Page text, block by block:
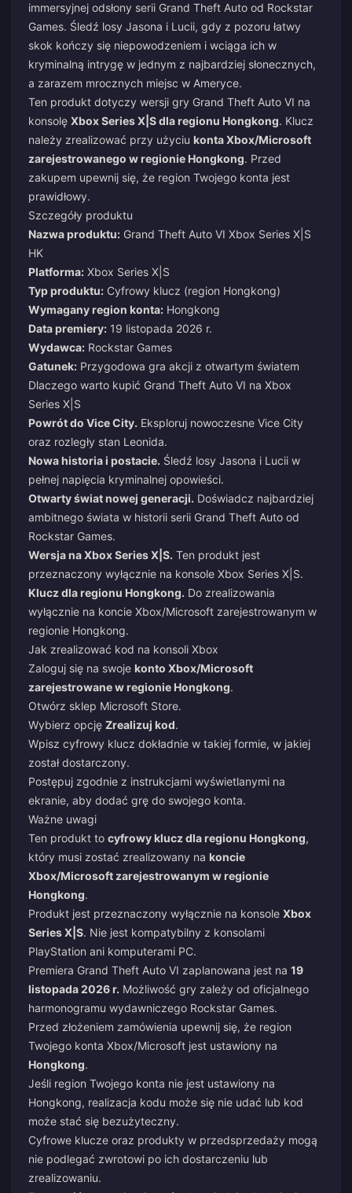
immersyjnej odsłony serii Grand Theft Auto od Rockstar
Games. Śledź losy Jasona i Lucii, gdy z pozoru łatwy
skok kończy się niepowodzeniem i wciąga ich w
kryminalną intrygę w jednym z najbardziej słonecznych,
a zarazem mrocznych miejsc w Ameryce.
Ten produkt dotyczy wersji gry Grand Theft Auto VI na
konsolę Xbox Series X|S dla regionu Hongkong. Klucz
należy zrealizować przy użyciu konta Xbox/Microsoft
zarejestrowanego w regionie Hongkong. Przed
zakupem upewnij się, że region Twojego konta jest
prawidłowy.
Szczegóły produktu
Nazwa produktu: Grand Theft Auto VI Xbox Series X|S
HK
Platforma: Xbox Series X|S
Typ produktu: Cyfrowy klucz (region Hongkong)
Wymagany region konta: Hongkong
Data premiery: 19 listopada 2026 r.
Wydawca: Rockstar Games
Gatunek: Przygodowa gra akcji z otwartym światem
Dlaczego warto kupić Grand Theft Auto VI na Xbox
Series X|S
Powrót do Vice City. Eksploruj nowoczesne Vice City
oraz rozległy stan Leonida.
Nowa historia i postacie. Śledź losy Jasona i Lucii w
pełnej napięcia kryminalnej opowieści.
Otwarty świat nowej generacji. Doświadcz najbardziej
ambitnego świata w historii serii Grand Theft Auto od
Rockstar Games.
Wersja na Xbox Series X|S. Ten produkt jest
przeznaczony wyłącznie na konsole Xbox Series X|S.
Klucz dla regionu Hongkong. Do zrealizowania
wyłącznie na koncie Xbox/Microsoft zarejestrowanym w
regionie Hongkong.
Jak zrealizować kod na konsoli Xbox
Zaloguj się na swoje konto Xbox/Microsoft
zarejestrowane w regionie Hongkong.
Otwórz sklep Microsoft Store.
Wybierz opcję Zrealizuj kod.
Wpisz cyfrowy klucz dokładnie w takiej formie, w jakiej
został dostarczony.
Postępuj zgodnie z instrukcjami wyświetlanymi na
ekranie, aby dodać grę do swojego konta.
Ważne uwagi
Ten produkt to cyfrowy klucz dla regionu Hongkong,
który musi zostać zrealizowany na koncie
Xbox/Microsoft zarejestrowanym w regionie
Hongkong.
Produkt jest przeznaczony wyłącznie na konsole Xbox
Series X|S. Nie jest kompatybilny z konsolami
PlayStation ani komputerami PC.
Premiera Grand Theft Auto VI zaplanowana jest na 19
listopada 2026 r. Możliwość gry zależy od oficjalnego
harmonogramu wydawniczego Rockstar Games.
Przed złożeniem zamówienia upewnij się, że region
Twojego konta Xbox/Microsoft jest ustawiony na
Hongkong.
Jeśli region Twojego konta nie jest ustawiony na
Hongkong, realizacja kodu może się nie udać lub kod
może stać się bezużyteczny.
Cyfrowe klucze oraz produkty w przedsprzedaży mogą
nie podlegać zwrotowi po ich dostarczeniu lub
zrealizowaniu.